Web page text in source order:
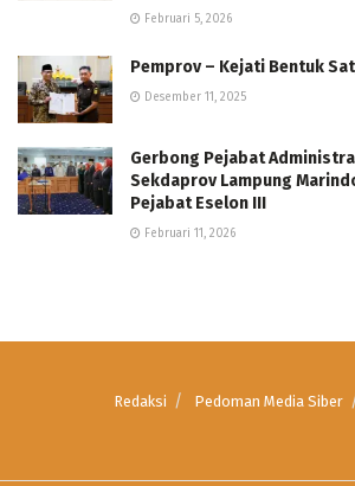
Februari 5, 2026
Pemprov – Kejati Bentuk
Desember 11, 2025
Gerbong Pejabat
Sekdaprov Lampung
Pejabat Eselon III
Februari 11, 2026
Redaksi Pedoman Media Siber